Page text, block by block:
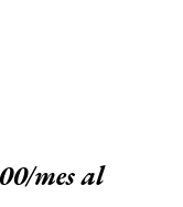
mes al